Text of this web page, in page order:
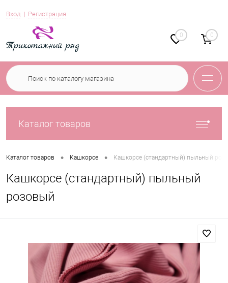
Вход Регистрация
0 0
Каталог товаров
Каталог товаров • Кашкорсе • Кашкорсе (стандартный) пыльный
Кашкорсе (стандартный) пыльный
розовый